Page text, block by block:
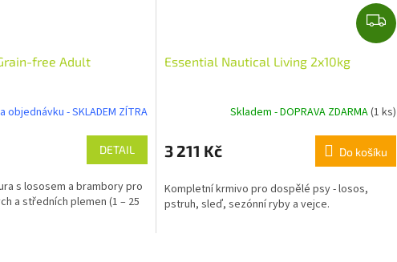
free Adult
objednávku - SKLADEM ZÍTRA
DETAIL
s lososem a brambory pro
a středních plemen (1 – 25
Z
D
A
Essential Nautical Living 2x10kg
Skladem - DOPRAVA ZDARMA(1 ks)
3 211 Kč Do košíku
Kompletní krmivo pro dospělé psy - losos,
pstruh, sleď, sezónní ryby a vejce.